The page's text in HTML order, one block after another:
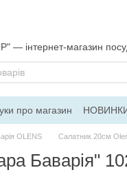
— інтернет-магазин
про магазин
Угода користувача
OLENS Салатник 20см
Баварія"